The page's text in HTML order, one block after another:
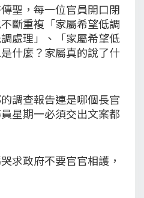
聖，每一位官員開口閉
斷重複「家屬希望低調
處理」、「家屬希望低
什麼？家屬真的說了什
調查報告連是哪個長官
星期一必須交出文案都
求政府不要官官相護，